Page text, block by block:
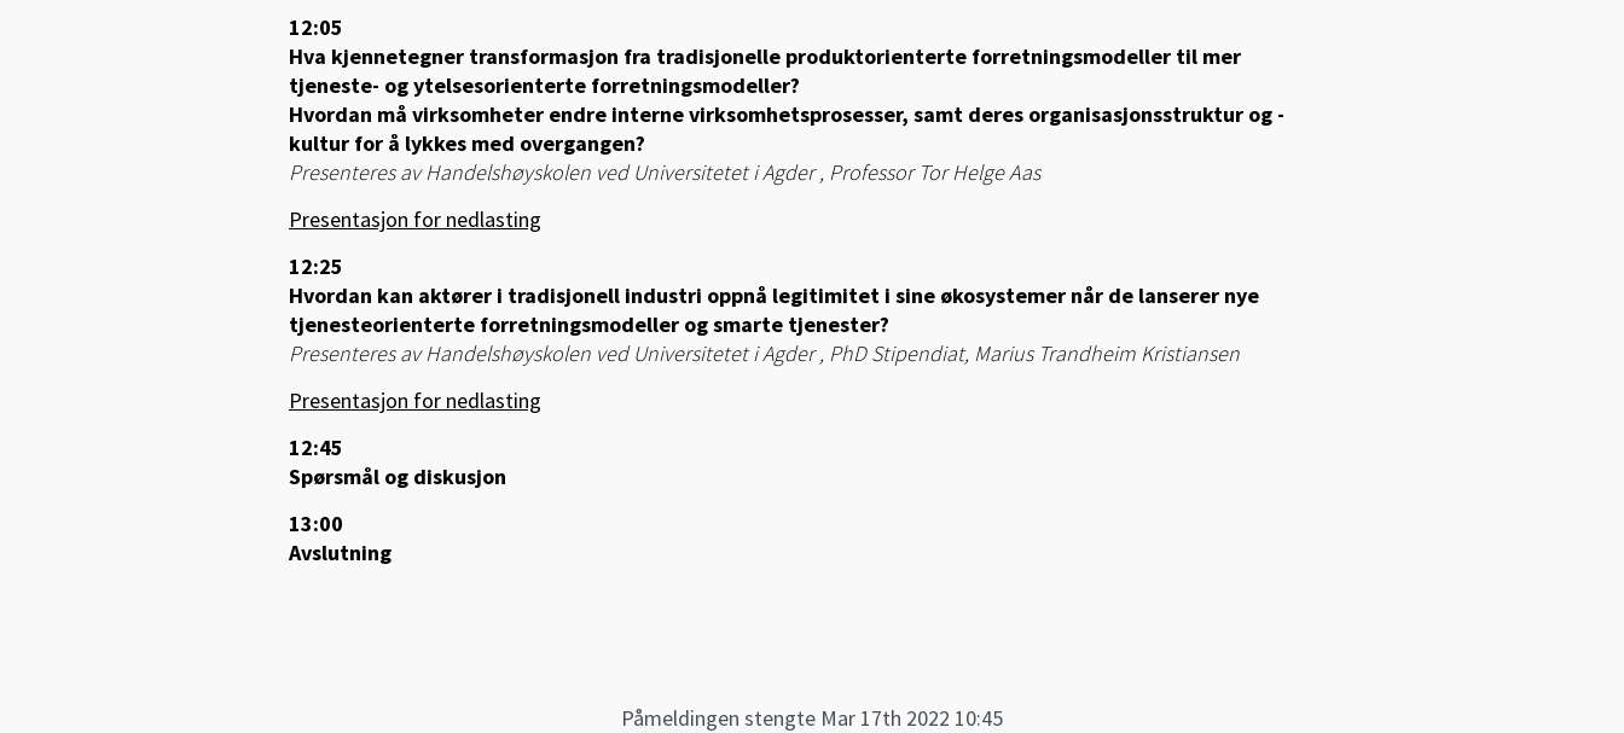
12:05
Hva kjennetegner transformasjon fra tradisjonelle produktorienterte forretningsmodeller til mer
tjeneste- og ytelsesorienterte forretningsmodeller?
Hvordan må virksomheter endre interne virksomhetsprosesser, samt deres organisasjonsstruktur og -
kultur for å lykkes med overgangen?
Presenteres av Handelshøyskolen ved Universitetet i Agder , Professor Tor Helge Aas
Presentasjon for nedlasting
12:25
Hvordan kan aktører i tradisjonell industri oppnå legitimitet i sine økosystemer når de lanserer nye
tjenesteorienterte forretningsmodeller og smarte tjenester?
Presenteres av Handelshøyskolen ved Universitetet i Agder , PhD Stipendiat, Marius Trandheim Kristiansen
Presentasjon for nedlasting
12:45
Spørsmål og diskusjon
13:00
Avslutning
Påmeldingen stengte Mar 17th 2022 10:45